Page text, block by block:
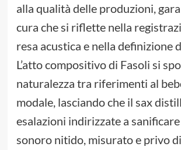
alla qualità delle produzioni,
cura che si riflette nella
resa acustica e nella definizione
L’atto compositivo di Fasoli si
naturalezza tra riferimenti al
modale, lasciando che il sax
esalazioni indirizzate a
sonoro nitido, misurato e privo